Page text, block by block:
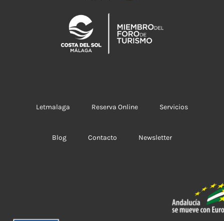
Letmalaga Reserva Online Servicios
Blog Contacto Newsletter